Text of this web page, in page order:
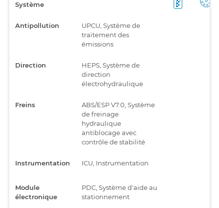
Système
Antipollution
UPCU, Système de
traitement des
émissions
Direction
HEPS, Système de
direction
électrohydraulique
Freins
ABS/ESP V7.0, Système
de freinage
hydraulique
antiblocage avec
contrôle de stabilité
Instrumentation ICU, Instrumentation
Module
électronique
PDC, Système d'aide au
stationnement